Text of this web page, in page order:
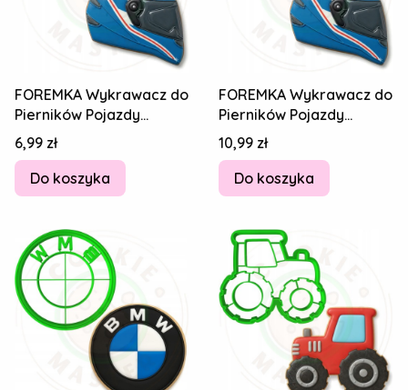
FOREMKA Wykrawacz do
Pierników Pojazdy
MOTOCYKLE Motory
KASK 8cm + Przepisy
Cena
6,99 zł
Do koszyka
FOREMKA Wykrawacz do
Pierników Pojazdy
MOTOCYKLE Motory
KASK 8cm + Przepisy
Cena
10,99 zł
Do koszyka